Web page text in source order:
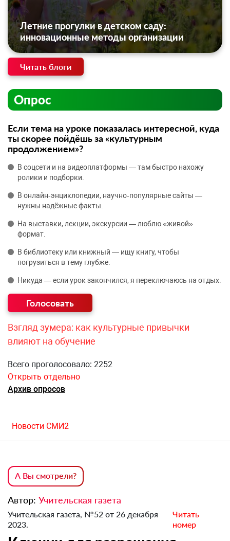
Летние прогулки в детском саду:
инновационные методы организации
Читать блоги
Опрос
Если тема на уроке показалась интересной, куда
ты скорее пойдёшь за «культурным
продолжением»?
В соцсети и на видеоплатформы — там быстро нахожу
ролики и подборки.
В онлайн‑энциклопедии, научно‑популярные сайты —
нужны надёжные факты.
На выставки, лекции, экскурсии — люблю «живой»
формат.
В библиотеку или книжный — ищу книгу, чтобы
погрузиться в тему глубже.
Никуда — если урок закончился, я переключаюсь на отдых.
Взгляд зумера: как культурные привычки
влияют на обучение
Всего проголосовало: 2252
Открыть отдельно
Архив опросов
Новости СМИ2
А Вы смотрели?
Автор: Учительская газета
Учительская газета, №52 от 26 декабря
2023.
Читать
номер